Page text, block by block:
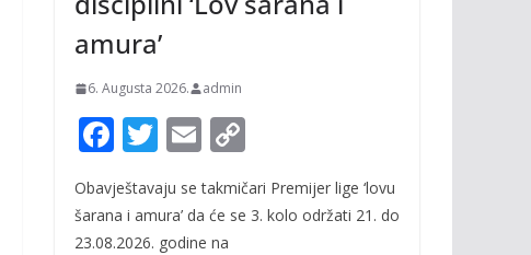
amura’
6. Augusta 2026. admin
F
ac
e
b
T
itt
er
E
m
ai
l
o
p
Obavještavaju se takmičari Premijer lige ‘lovu
šarana i amura’ da će se 3. kolo održati 21. do
23.08.2026. godine na